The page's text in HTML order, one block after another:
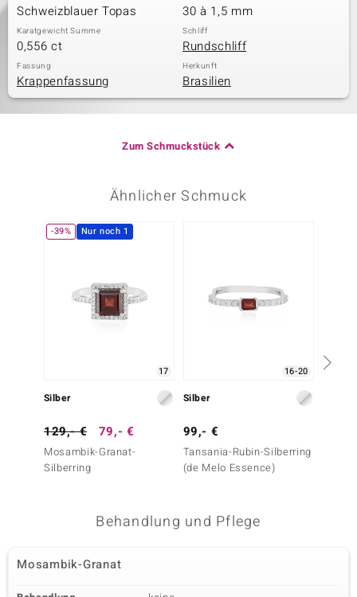
Schweizblauer Topas 30 à 1,5 mm
Karatgewicht Summe
0,556 ct
Schliff
Rundschliff
Fassung
Krappenfassung
Herkunft
Brasilien
Zum Schmuckstück
Ähnlicher Schmuck
-39% Nur noch 1
17
Silber
129,- € 79,- €
Mosambik-Granat-
Silberring
16-20
Silber
99,- €
Tansania-Rubin-Silberring
(de Melo Essence)
Behandlung und Pflege
Mosambik-Granat